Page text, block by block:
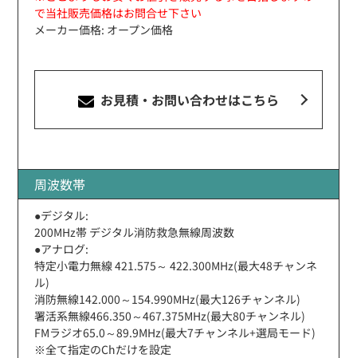
で当社販売価格はお問合せ下さい
メーカー価格: オープン価格
お見積・お問い合わせはこちら
周波数帯
●デジタル:
200MHz帯 デジタル消防救急無線周波数
●アナログ:
特定小電力無線 421.575～ 422.300MHz(最大48チャンネ
ル)
消防無線142.000～154.990MHz(最大126チャンネル)
署活系無線466.350～467.375MHz(最大80チャンネル)
FMラジオ65.0～89.9MHz(最大7チャンネル+選局モード)
※全て指定のChだけを設定